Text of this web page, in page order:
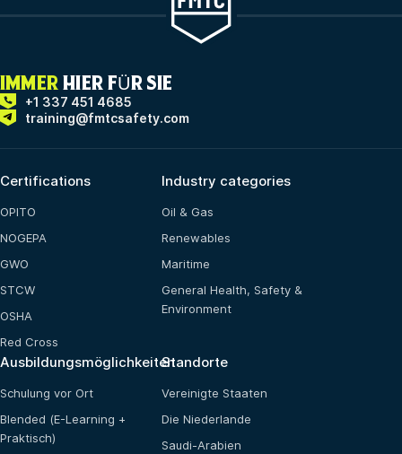
IMMER HIER FÜR SIE
+1 337 451 4685
training@fmtcsafety.com
Certifications
OPITO
NOGEPA
GWO
STCW
OSHA
Red Cross
Industry categories
Oil & Gas
Renewables
Maritime
General Health, Safety &
Environment
Ausbildungsmöglichkeiten
Schulung vor Ort
Blended (E-Learning +
Praktisch)
Standorte
Vereinigte Staaten
Die Niederlande
Saudi-Arabien